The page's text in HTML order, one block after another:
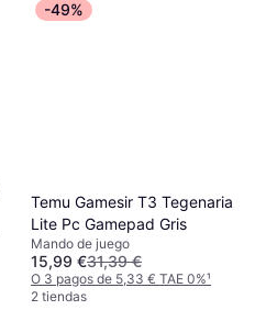
-49%
Temu Gamesir T3 Tegenaria
Lite Pc Gamepad Gris
Mando de juego
15,99 €31,39 €
O 3 pagos de 5,33 € TAE 0%¹
2 tiendas